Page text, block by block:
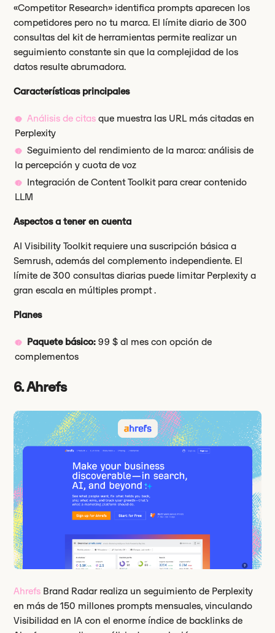
«Competitor Research» identifica prompts aparecen los
competidores pero no tu marca. El límite diario de 300
consultas del kit de herramientas permite realizar un
seguimiento constante sin que la complejidad de los
datos resulte abrumadora.
Características principales
Análisis de citas que muestra las URL más citadas en
Perplexity
Seguimiento del rendimiento de la marca: análisis de
la percepción y cuota de voz
Integración de Content Toolkit para crear contenido
LLM
Aspectos a tener en cuenta
AI Visibility Toolkit requiere una suscripción básica a
Semrush, además del complemento independiente. El
límite de 300 consultas diarias puede limitar Perplexity a
gran escala en múltiples prompt .
Planes
Paquete básico: 99 $ al mes con opción de
complementos
6. Ahrefs
Ahrefs Brand Radar realiza un seguimiento de Perplexity
en más de 150 millones prompts mensuales, vinculando
Visibilidad en IA con el enorme índice de backlinks de